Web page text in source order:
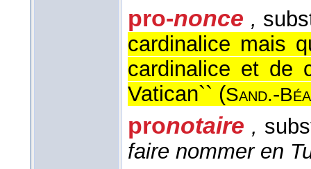
pro-nonce ,
cardinalice mais
cardinalice et de
Vatican`` (Sand.-Béa
pronotaire ,
faire nommer en